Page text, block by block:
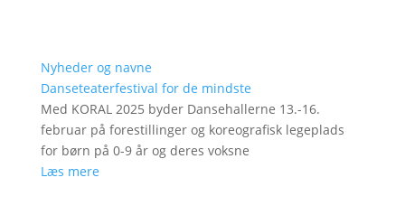
Nyheder og navne
Danseteaterfestival for de mindste
Med KORAL 2025 byder Dansehallerne 13.-16.
februar på forestillinger og koreografisk legeplads
for børn på 0-9 år og deres voksne
Læs mere